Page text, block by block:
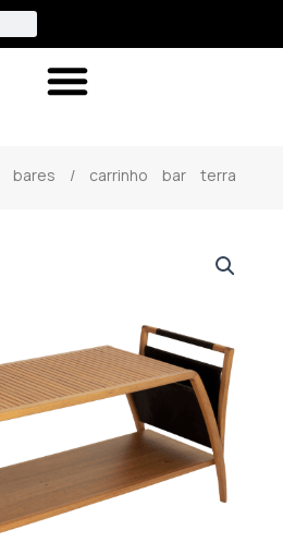
bares / carrinho bar terra